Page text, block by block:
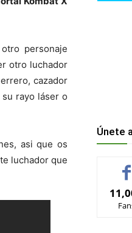
personaje
otro luchador
cazador
rayo láser o
asi que os
luchador que
Únete